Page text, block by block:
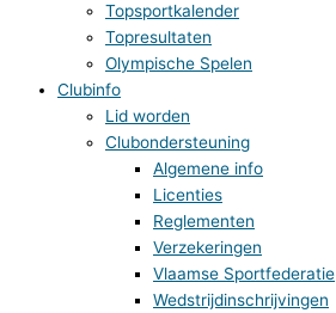
Topsportkalender
Topresultaten
Olympische Spelen
Clubinfo
Lid worden
Clubondersteuning
Algemene info
Licenties
Reglementen
Verzekeringen
Vlaamse Sportfederatie
Wedstrijdinschrijvingen